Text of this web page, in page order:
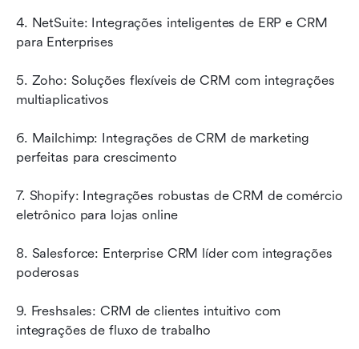
4. NetSuite: Integrações inteligentes de ERP e CRM
para Enterprises
5. Zoho: Soluções flexíveis de CRM com integrações
multiaplicativos
6. Mailchimp: Integrações de CRM de marketing
perfeitas para crescimento
7. Shopify: Integrações robustas de CRM de comércio
eletrônico para lojas online
8. Salesforce: Enterprise CRM líder com integrações
poderosas
9. Freshsales: CRM de clientes intuitivo com
integrações de fluxo de trabalho